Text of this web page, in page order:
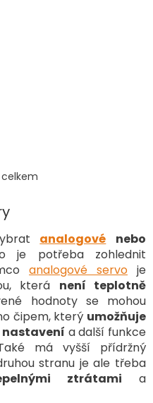
analogové nebo
je potřeba zohlednit
analogové servo je
která není teplotně
hodnoty se mohou
čipem, který umožňuje
nastavení a další funkce
má vyšší přídržný
stranu je ale třeba
ztrátami a